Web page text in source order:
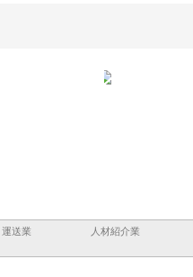
運送業 人材紹介業